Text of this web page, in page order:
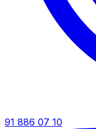
91 886 07 10